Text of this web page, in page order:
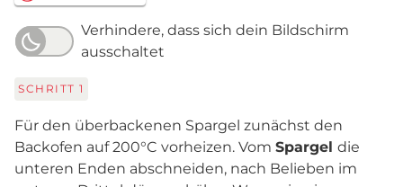
Verhindere, dass sich dein Bildschirm
ausschaltet
SCHRITT 1
Für den überbackenen Spargel zunächst den
Backofen auf 200°C vorheizen. Vom Spargel die
unteren Enden abschneiden, nach Belieben im